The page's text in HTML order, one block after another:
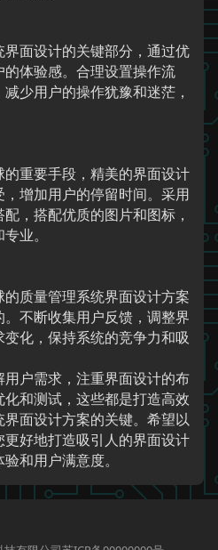
面设计的关键部分，通过优
体验感。合理设置操作流
少用户的操作犹豫和迷茫，
重要手段，精美的界面设计
增加用户的停留时间。采用
，搭配优质的图片和图标，
业。
质量管理系统界面设计方案
不断收集用户反馈，调整界
化，保持系统的竞争力和吸
户需求，注重界面设计的布
和测试，这些都是打造高效
面设计方案的关键。希望以
好地打造吸引人的界面设计
和用户满意度。